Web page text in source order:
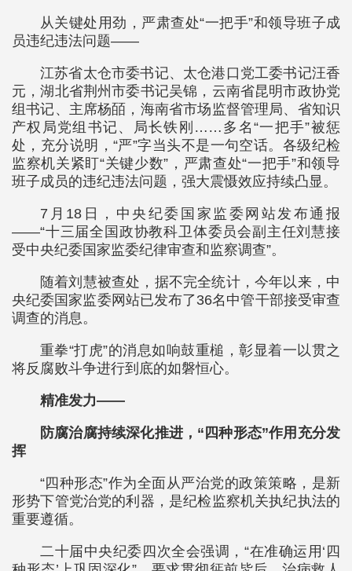
从关键处用劲，严肃查处“一把手”和领导班子成
员违纪违法问题——
江苏省太仓市委书记、太仓港口党工委书记汪香
元，湖北省荆州市委书记吴锦，云南省昆明市政协党
组书记、主席杨皕，海南省市场监督管理局、省知识
产权局党组书记、局长铁刚……多名“一把手”被惩
处，充分说明，“严”字当头不是一句空话。各级纪检
监察机关紧盯“关键少数”，严肃查处“一把手”和领导
班子成员的违纪违法问题，强大震慑效应持续凸显。
7月18日，中央纪委国家监委网站发布通报
——“十三届全国政协教科卫体委员会副主任刘慧接
受中央纪委国家监委纪律审查和监察调查”。
随着刘慧被查处，据不完全统计，今年以来，中
央纪委国家监委网站已发布了36名中管干部接受审查
调查的消息。
重拳“打虎”的消息如响鼓重槌，彰显着一以贯之
将反腐败斗争进行到底的如磐恒心。
精准发力——
防腐治腐持续深化推进，“四种形态”作用充分发
挥
“四种形态”作为全面从严治党的政策策略，是新
形势下管党治党的利器，是纪检监察机关执纪执法的
重要遵循。
二十届中央纪委四次全会强调，“在准确运用‘四